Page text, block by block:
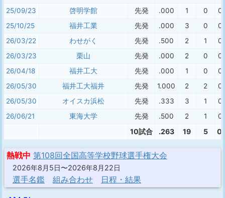
25/09/23
啓明学館 先発 .000 1 0
25/10/25
福井工業 先発 .000 3 0
26/03/22
わせがく 先発 .500 2 1
26/03/23
栗山 先発 .000 2 0
26/04/18
福井工大 先発 .000 1 0
26/05/30
福井工大福井 先発 1.000 2 2
26/05/30
オイスカ浜松 先発 .333 3 1
26/06/21
東海大学 先発 .500 2 1
10試合 .263 19 5
熱戦中 第108回全国高等学校野球選手権大会
2026年8月5日〜2026年8月22日
選手名鑑 組み合わせ 日程・結果